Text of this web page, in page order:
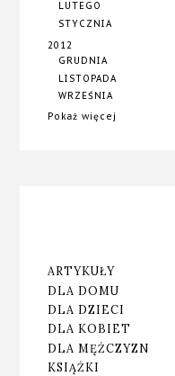
LUTEGO
STYCZNIA
2012
GRUDNIA
LISTOPADA
WRZEŚNIA
Pokaż więcej
ARTYKUŁY
DLA DOMU
DLA DZIECI
DLA KOBIET
DLA MĘŻCZYZN
KSIĄŻKI